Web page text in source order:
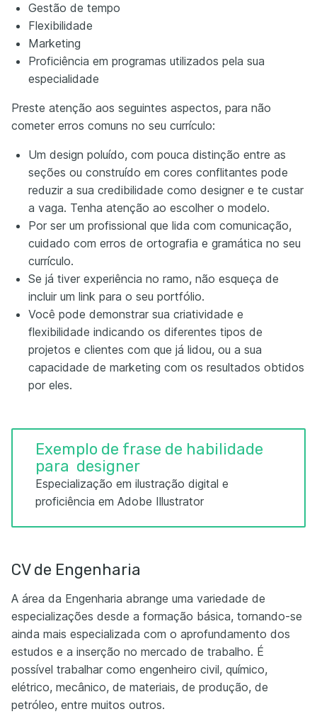
Gestão de tempo
Flexibilidade
Marketing
Proficiência em programas utilizados pela sua
especialidade
Preste atenção aos seguintes aspectos, para não
cometer erros comuns no seu currículo:
Um design poluído, com pouca distinção entre as
seções ou construído em cores conflitantes pode
reduzir a sua credibilidade como designer e te custar
a vaga. Tenha atenção ao escolher o modelo.
Por ser um profissional que lida com comunicação,
cuidado com erros de ortografia e gramática no seu
currículo.
Se já tiver experiência no ramo, não esqueça de
incluir um link para o seu portfólio.
Você pode demonstrar sua criatividade e
flexibilidade indicando os diferentes tipos de
projetos e clientes com que já lidou, ou a sua
capacidade de marketing com os resultados obtidos
por eles.
Exemplo de frase de habilidade
para designer
Especialização em ilustração digital e
proficiência em Adobe Illustrator
CV de Engenharia
A área da Engenharia abrange uma variedade de
especializações desde a formação básica, tornando-se
ainda mais especializada com o aprofundamento dos
estudos e a inserção no mercado de trabalho. É
possível trabalhar como engenheiro civil, químico,
elétrico, mecânico, de materiais, de produção, de
petróleo, entre muitos outros.